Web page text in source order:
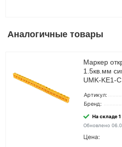
Аналогичные товары
Маркер
1.5кв.мм
UMK-KE1-C
Артикул:
Бренд:
На складе 1
Обновлено
Цена: